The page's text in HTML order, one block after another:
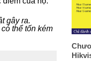
gây ra.
thể tốn kém